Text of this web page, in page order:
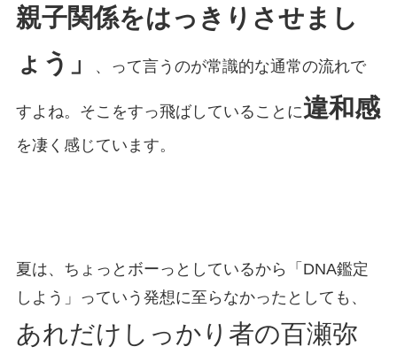
親子関係をはっきりさせまし
ょう」
、って言うのが常識的な通常の流れで
すよね。そこをすっ飛ばしていることに違和感
を凄く感じています。
夏は、ちょっとボーっとしているから「DNA鑑定
しよう」っていう発想に至らなかったとしても、
あれだけしっかり者の百瀬弥